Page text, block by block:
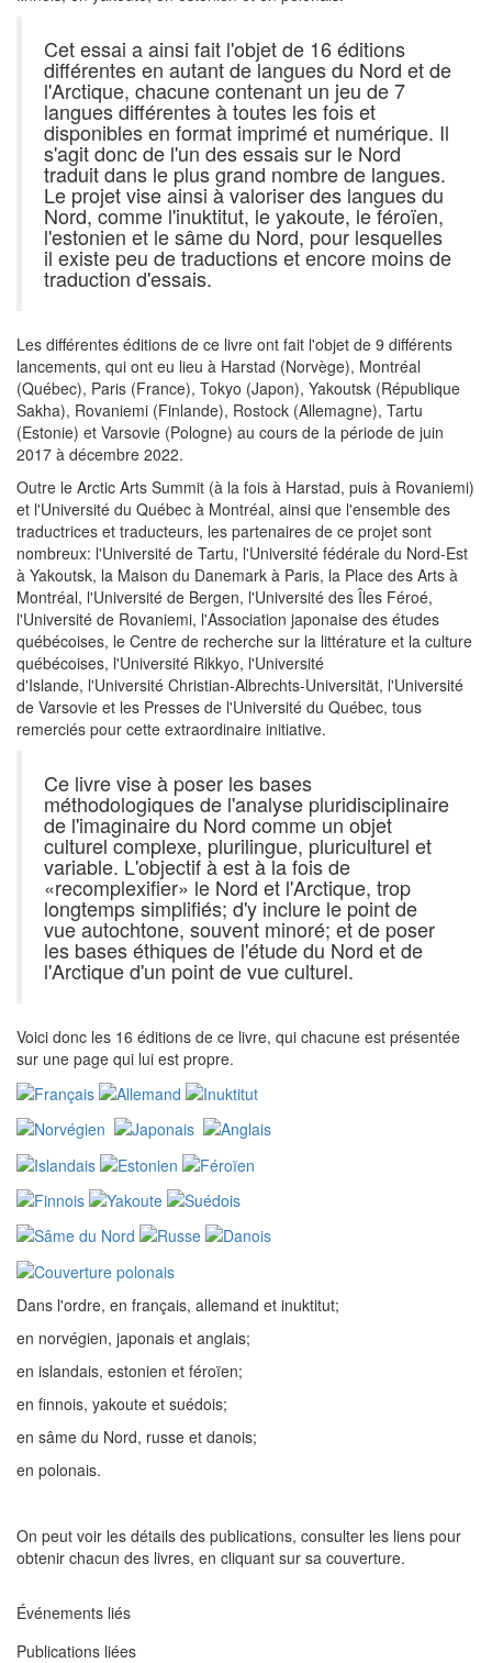
Cet essai a ainsi fait l'objet de 16 éditions
différentes en autant de langues du Nord et de
l'Arctique, chacune contenant un jeu de 7
langues différentes à toutes les fois et
disponibles en format imprimé et numérique. Il
s'agit donc de l'un des essais sur le Nord
traduit dans le plus grand nombre de langues.
Le projet vise ainsi à valoriser des langues du
Nord, comme l'inuktitut, le yakoute, le féroïen,
l'estonien et le sâme du Nord, pour lesquelles
il existe peu de traductions et encore moins de
traduction d'essais.
Les différentes éditions de ce livre ont fait l'objet de 9 différents
lancements, qui ont eu lieu à Harstad (Norvège), Montréal
(Québec), Paris (France), Tokyo (Japon), Yakoutsk (République
Sakha), Rovaniemi (Finlande), Rostock (Allemagne), Tartu
(Estonie) et Varsovie (Pologne) au cours de la période de juin
2017 à décembre 2022.
Outre le Arctic Arts Summit (à la fois à Harstad, puis à Rovaniemi)
et l'Université du Québec à Montréal, ainsi que l'ensemble des
traductrices et traducteurs, les partenaires de ce projet sont
nombreux: l'Université de Tartu, l'Université fédérale du Nord-Est
à Yakoutsk, la Maison du Danemark à Paris, la Place des Arts à
Montréal, l'Université de Bergen, l'Université des Îles Féroé,
l'Université de Rovaniemi, l'Association japonaise des études
québécoises, le Centre de recherche sur la littérature et la culture
québécoises, l'Université Rikkyo, l'Université
d'Islande, l'Université Christian-Albrechts-Universität, l'Université
de Varsovie et les Presses de l'Université du Québec, tous
remerciés pour cette extraordinaire initiative.
Ce livre vise à poser les bases
méthodologiques de l'analyse pluridisciplinaire
de l'imaginaire du Nord comme un objet
culturel complexe, plurilingue, pluriculturel et
variable. L'objectif à est à la fois de
«recomplexifier» le Nord et l'Arctique, trop
longtemps simplifiés; d'y inclure le point de
vue autochtone, souvent minoré; et de poser
les bases éthiques de l'étude du Nord et de
l'Arctique d'un point de vue culturel.
Voici donc les 16 éditions de ce livre, qui chacune est présentée
sur une page qui lui est propre.
Dans l'ordre, en français, allemand et inuktitut;
en norvégien, japonais et anglais;
en islandais, estonien et féroïen;
en finnois, yakoute et suédois;
en sâme du Nord, russe et danois;
en polonais.
On peut voir les détails des publications, consulter les liens pour
obtenir chacun des livres, en cliquant sur sa couverture.
Événements liés
Publications liées